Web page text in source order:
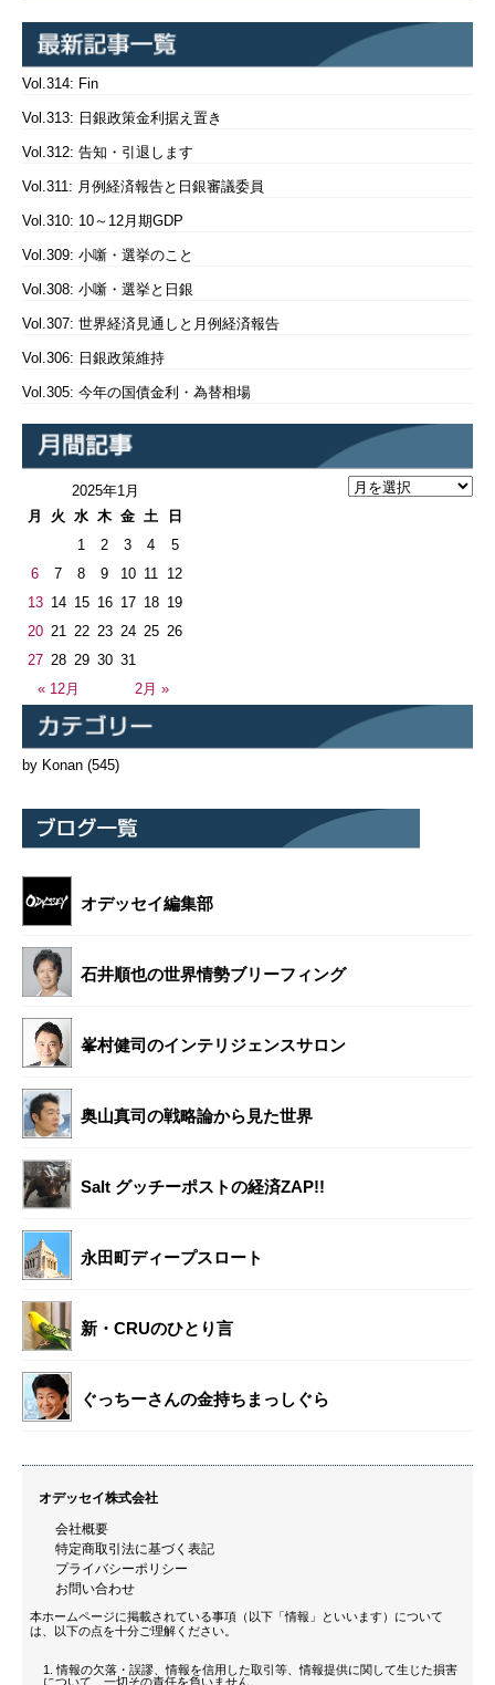
Vol.314: Fin
Vol.313: 日銀政策金利据え置き
Vol.312: 告知・引退します
Vol.311: 月例経済報告と日銀審議委員
Vol.310: 10～12月期GDP
Vol.309: 小噺・選挙のこと
Vol.308: 小噺・選挙と日銀
Vol.307: 世界経済見通しと月例経済報告
Vol.306: 日銀政策維持
Vol.305: 今年の国債金利・為替相場
2025年1月
月
火 水 木 金 土 日
« 12月 2月 »
1 2 3 4
5
6
7 8 9 10 11
12
13 14 15 16 17 18 19
20 21 22 23 24 25 26
27 28 29 30 31
by Konan (545)
オデッセイ編集部
石井順也の世界情勢ブリーフィング
峯村健司のインテリジェンスサロン
奥山真司の戦略論から見た世界
Salt グッチーポストの経済ZAP!!
永田町ディープスロート
新・CRUのひとり言
ぐっちーさんの金持ちまっしぐら
オデッセイ株式会社
会社概要
特定商取引法に基づく表記
プライバシーポリシー
お問い合わせ
本ホームページに掲載されている事項（以下「情報」といいます）について
は、以下の点を十分ご理解ください。
情報の欠落・誤謬、情報を信用した取引等、情報提供に関して生じた損害
について、一切その責任を負いません。